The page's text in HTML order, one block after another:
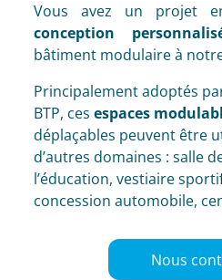
Vous avez un projet
conception
bâtiment modulaire à
Principalement adoptés
BTP, ces espaces
déplaçables peuvent être
d’autres domaines : salle
l’éducation, vestiaire
concession automobile,
Nous